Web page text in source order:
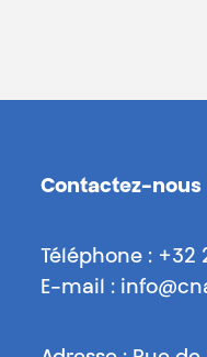
Contactez-nous
Téléphone : +32
E-mail :